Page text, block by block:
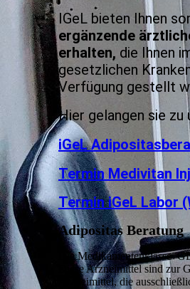
IGeL bieten Ihnen
ergänzende
erhalten, die Ihnen
gesetzlichen
Verfügung gestellt
Hier gelangen sie zu
iGeL
Termin Medivitan
Termin iGeL Labor
Adipositas Beratung
Die Medikamentenklasse
Diese Arzneimittel sind zur
Arzneimittel, die